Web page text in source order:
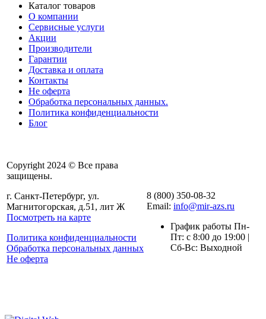
Каталог товаров
О компании
Сервисные услуги
Акции
Производители
Гарантии
Доставка и оплата
Контакты
Не оферта
Обработка персональных данных.
Политика конфиденциальности
Блог
Copyright 2024 © Все права
защищены.
г. Санкт-Петербург, ул.
Магнитогорская, д.51, лит Ж
Посмотреть на карте
Политика конфиденциальности
Обработка персональных данных
Не оферта
8 (800) 350-08-32
Email: info@mir-azs.ru
График работы Пн-
Пт: с 8:00 до 19:00 |
Сб-Вс: Выходной